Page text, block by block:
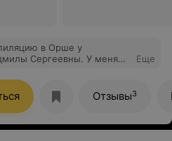
в Орше у
Сергеевны. У меня
ходила в другой салон и
после первой
шоке, что
меньше и расти стали
довольна. И безумно
Еще
Отзывы3